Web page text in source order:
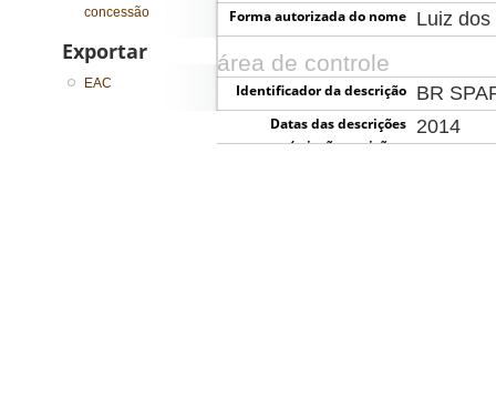
Forma autorizada do nome Luiz
área de controle
Identificador da descrição BR
Datas das descrições
(criação, revisão e
2014
concessão
Exportar
EAC